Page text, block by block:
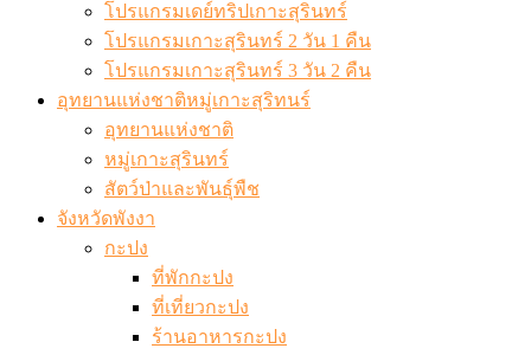
โปรแกรมเดย์ทริปเกาะสุรินทร์
โปรแกรมเกาะสุรินทร์ 2 วัน 1 คืน
โปรแกรมเกาะสุรินทร์ 3 วัน 2 คืน
อุทยานแห่งชาติหมู่เกาะสุริทนร์
อุทยานแห่งชาติ
หมู่เกาะสุรินทร์
สัตว์ป่าและพันธุ์พืช
จังหวัดพังงา
กะปง
ที่พักกะปง
ที่เที่ยวกะปง
ร้านอาหารกะปง